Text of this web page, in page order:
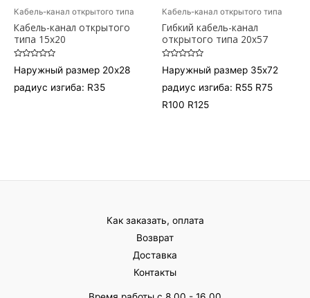
Кабель-канал открытого типа
Кабель-канал открытого
типа 15х20
Оценка
0
5
Наружный размер 20х28
радиус изгиба: R35
Кабель-канал открытого типа
Гибкий кабель-канал
открытого типа 20х57
Оценка
0
5
Наружный размер 35х72
радиус изгиба: R55 R75
R100 R125
Как заказать, оплата
Возврат
Доставка
Контакты